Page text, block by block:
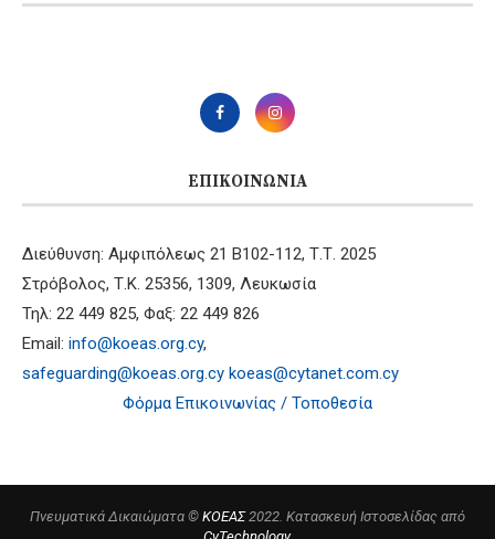
ΕΠΙΚΟΙΝΩΝΊΑ
Διεύθυνση: Αμφιπόλεως 21 B102-112, Τ.Τ. 2025
Στρόβολος, Τ.Κ. 25356, 1309, Λευκωσία
Τηλ: 22 449 825, Φαξ: 22 449 826
Email: info@koeas.org.cy,
safeguarding@koeas.org.cy koeas@cytanet.com.cy
Φόρμα Επικοινωνίας / Τοποθεσία
Πνευματικά Δικαιώματα © ΚΟΕΑΣ2022. Κατασκευή Ιστοσελίδας από